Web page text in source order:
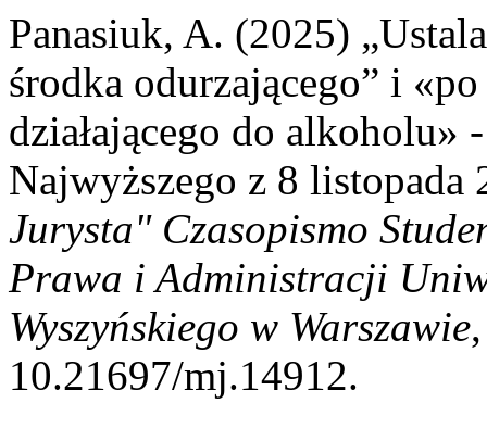
Panasiuk, A. (2025)
środka odurzającego” i
działającego do alkoholu»
Najwyższego z 8
Jurysta" Czasopismo
Prawa i Administracji
Wyszyńskiego w Warszawie
10.21697/mj.14912.